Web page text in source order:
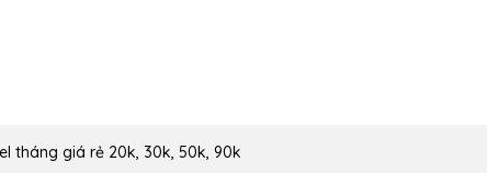
tháng giá rẻ 20k, 30k, 50k, 90k